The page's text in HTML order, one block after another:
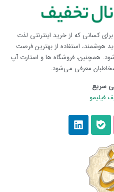
کسانی که از خرید اینترنتی لذت
هوشمند، استفاده از بهترین فرصت
همچنین، فروشگاه ها و استارت آپ
معرفی می‌شود.
سریع
فیلیمو